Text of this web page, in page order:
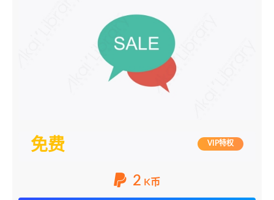
免费 VIP特权
2 K币